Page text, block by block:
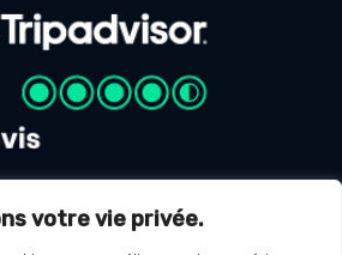
votre vie privée.
Avis Google